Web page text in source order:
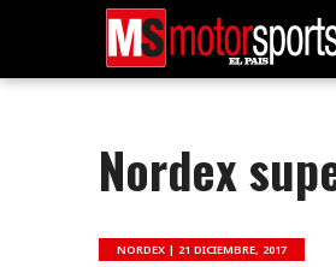
Nordex
NORDEX |21 DICIEMBRE, 2017